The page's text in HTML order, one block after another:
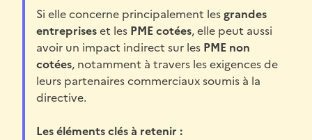
Si elle concerne principalement les grandes
entrepriseset les PME cotées, elle peut aussi
avoir un impact indirect sur les PME non
cotées, notamment à travers les exigences de
leurs partenaires commerciaux soumis à la
directive.
Les éléments clés à retenir :